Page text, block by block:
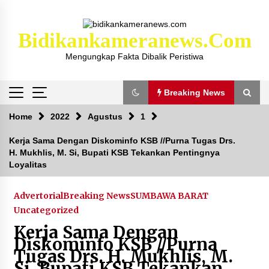
Bidikankameranews.com
Mengungkap Fakta Dibalik Peristiwa
Breaking News
Breaking News
Kejaksaan KSB Mulai Lidik Mafia Tanah Desa
Sekongkang Bawah
Laporan Dugaan Pencabulan di Desa Sepayung
Kec. Plampang, Polres Sumbawa Pastikan
Proses Penyelidikan Berjalan Maksimal
4 minggu ago
Home 2022 Agustus 1
Kerja Sama Dengan Diskominfo KSB //Purna Tugas Drs.
H. Mukhlis, M. Si, Bupati KSB Tekankan Pentingnya
Loyalitas
AdvertorialBreaking NewsSUMBAWA BARAT
Uncategorized
Kerja Sama Dengan
Diskominfo KSB //Purna
Tugas Drs. H. Mukhlis, M.